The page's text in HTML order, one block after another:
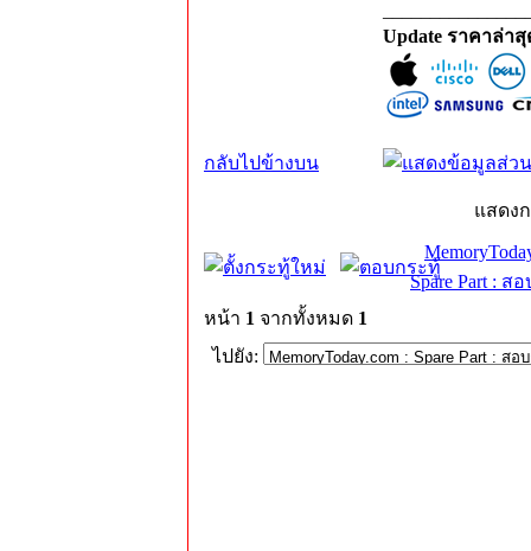
Update ราคาล่า
กลับไปข้างบน
แสดง
Spare Part : ส
หน้า 1 จากทั้งหมด 1
ไปยัง: